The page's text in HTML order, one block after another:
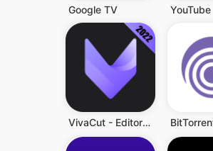
Google TV YouTube
VivaCut - Editor de Videos